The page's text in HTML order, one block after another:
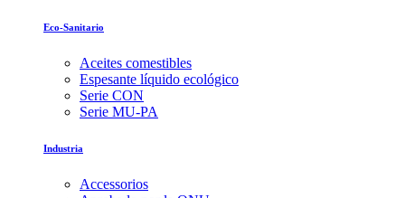
Eco-Sanitario
Aceites comestibles
Espesante líquido ecológico
Serie CON
Serie MU-PA
Industria
Accessorios